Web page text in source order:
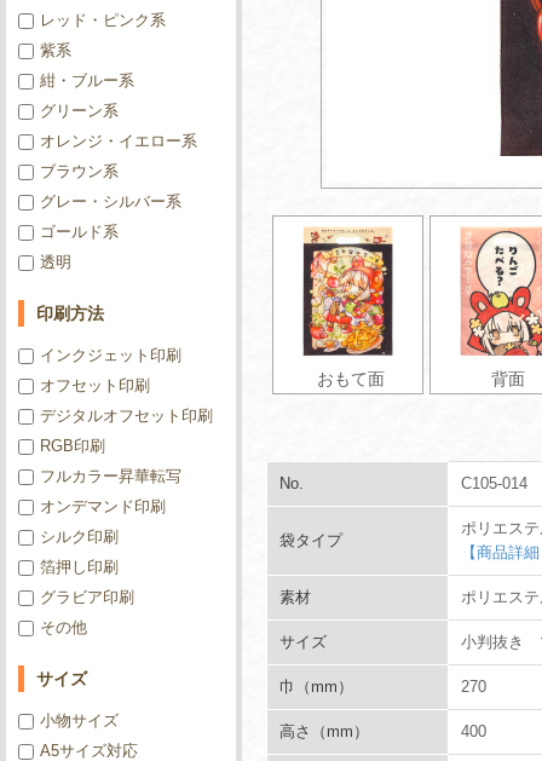
おもて面 背面
No. C105-014
袋タイプ
ポリエス
【商品詳
素材 ポリエス
サイズ 小判抜き
巾（mm） 270
高さ（mm） 400
レッド・ピンク系
紫系
紺・ブルー系
グリーン系
オレンジ・イエロー系
ブラウン系
グレー・シルバー系
ゴールド系
透明
印刷方法
インクジェット印刷
オフセット印刷
デジタルオフセット印刷
RGB印刷
フルカラー昇華転写
オンデマンド印刷
シルク印刷
箔押し印刷
グラビア印刷
その他
サイズ
小物サイズ
A5サイズ対応